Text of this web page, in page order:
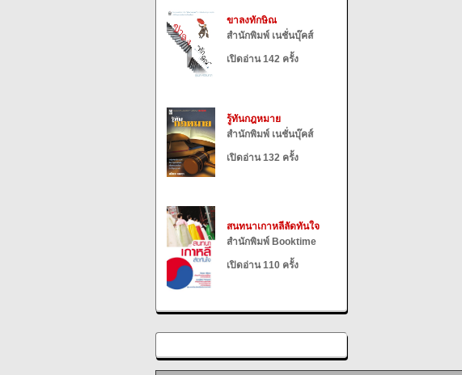
ขาลงทักษิณ
สำนักพิมพ์ เนชั่นบุ๊คส์
เปิดอ่าน 142 ครั้ง
รู้ทันกฎหมาย
สำนักพิมพ์ เนชั่นบุ๊คส์
เปิดอ่าน 132 ครั้ง
สนทนาเกาหลีลัดทันใจ
สำนักพิมพ์ Booktime
เปิดอ่าน 110 ครั้ง